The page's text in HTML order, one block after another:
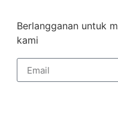
Berlangganan untuk
kami